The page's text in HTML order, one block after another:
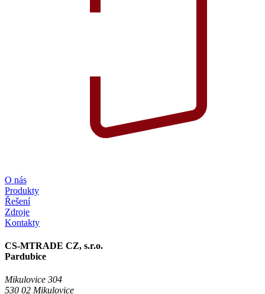
O nás
Produkty
Řešení
Zdroje
Kontakty
CS-MTRADE CZ, s.r.o.
Pardubice
Mikulovice 304
530 02 Mikulovice